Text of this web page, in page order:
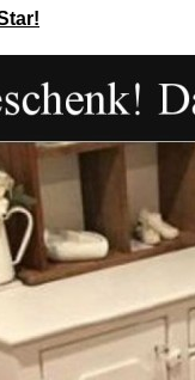
SOOMFON
Deck...